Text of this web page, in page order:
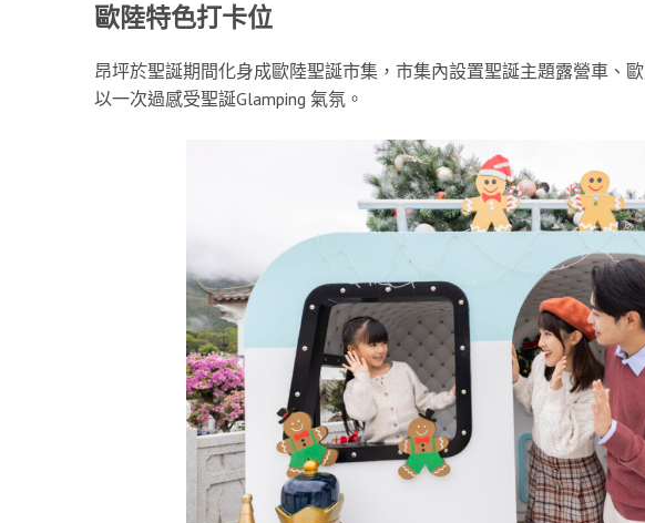
歐陸特色打卡位
昂坪於聖誕期間化身成歐陸聖誕市集，市集內設置聖誕主題露營車、
以一次過感受聖誕Glamping 氣氛。